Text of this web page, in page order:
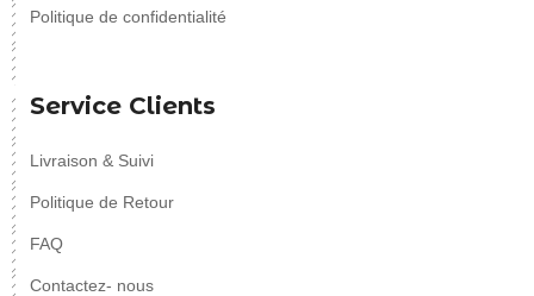
Politique de confidentialité
Service Clients
Livraison & Suivi
Politique de Retour
FAQ
Contactez- nous